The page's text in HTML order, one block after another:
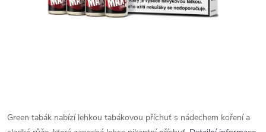
Green tabák nabízí lehkou tabákovou příchuť s nádechem koření a